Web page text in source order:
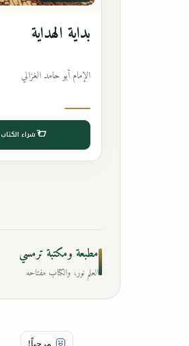
بداية الهداية
الإمام أبو حامد الغزالي
شراء الكتاب
مطبعة ومكتبة ترمسي
العلم نور، والكتاب مفتاحه